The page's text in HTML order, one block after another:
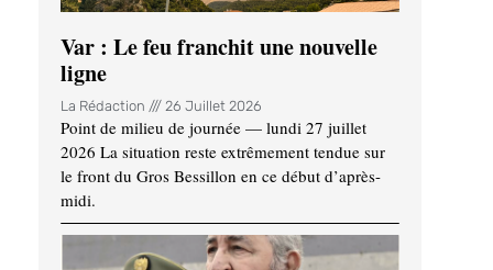
Var : Le feu franchit une nouvelle
ligne
La Rédaction 26 Juillet 2026
Point de milieu de journée — lundi 27 juillet
2026 La situation reste extrêmement tendue sur
le front du Gros Bessillon en ce début d’après-
midi.